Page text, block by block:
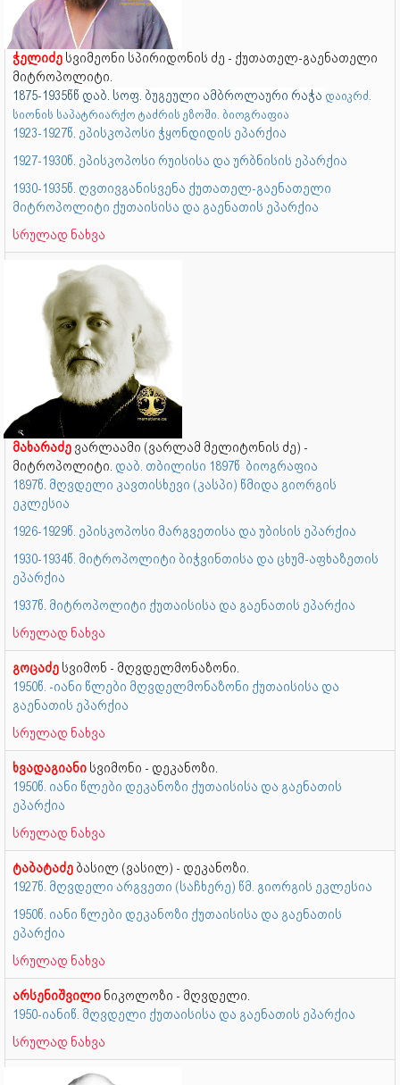
ჭელიძე სვიმეონი სპირიდონის ძე - ქუთათელ-გაენათელი
მიტროპოლიტი.
1875-1935წწ დაბ. სოფ. ბუგეული ამბროლაური რაჭა დაიკრძ.
სიონის საპატრიარქო ტაძრის ეზოში. ბიოგრაფია
1923-1927წ. ეპისკოპოსი ჭყონდიდის ეპარქია
1927-1930წ. ეპისკოპოსი რუისისა და ურბნისის ეპარქია
1930-1935წ. ღვთივგანისვენა ქუთათელ-გაენათელი
მიტროპოლიტი ქუთაისისა და გაენათის ეპარქია
სრულად ნახვა
მახარაძე ვარლაამი (ვარლამ მელიტონის ძე) -
მიტროპოლიტი. დაბ. თბილისი 1897წ ბიოგრაფია
1897წ. მღვდელი კავთისხევი (კასპი) წმიდა გიორგის
ეკლესია
1926-1929წ. ეპისკოპოსი მარგვეთისა და უბისის ეპარქია
1930-1934წ. მიტროპოლიტი ბიჭვინთისა და ცხუმ-აფხაზეთის
ეპარქია
1937წ. მიტროპოლიტი ქუთაისისა და გაენათის ეპარქია
სრულად ნახვა
გოცაძე სვიმონ - მღვდელმონაზონი.
1950წ. -იანი წლები მღვდელმონაზონი ქუთაისისა და
გაენათის ეპარქია
სრულად ნახვა
ხვადაგიანი სვიმონი - დეკანოზი.
1950წ. იანი წლები დეკანოზი ქუთაისისა და გაენათის
ეპარქია
სრულად ნახვა
ტაბატაძე ბასილ (ვასილ) - დეკანოზი.
1927წ. მღვდელი არგვეთი (საჩხერე) წმ. გიორგის ეკლესია
1950წ. იანი წლები დეკანოზი ქუთაისისა და გაენათის
ეპარქია
სრულად ნახვა
არსენიშვილი ნიკოლოზი - მღვდელი.
1950-იანიწ. მღვდელი ქუთაისისა და გაენათის ეპარქია
სრულად ნახვა